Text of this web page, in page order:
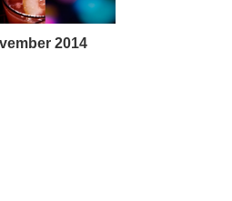
2014